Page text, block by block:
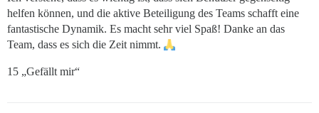
helfen können, und die aktive Beteiligung des Teams schafft eine
fantastische Dynamik. Es macht sehr viel Spaß! Danke an das
Team, dass es sich die Zeit nimmt.
15 „Gefällt mir“